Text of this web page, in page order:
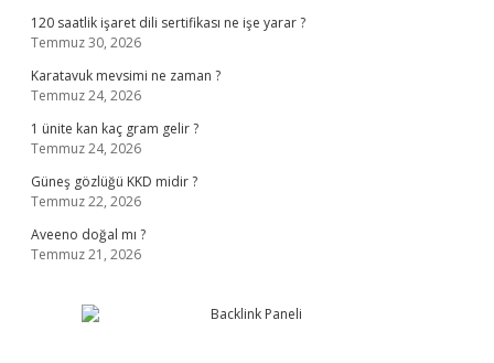
120 saatlik işaret dili sertifikası ne işe yarar ?
Temmuz 30, 2026
Karatavuk mevsimi ne zaman ?
Temmuz 24, 2026
1 ünite kan kaç gram gelir ?
Temmuz 24, 2026
Güneş gözlüğü KKD midir ?
Temmuz 22, 2026
Aveeno doğal mı ?
Temmuz 21, 2026